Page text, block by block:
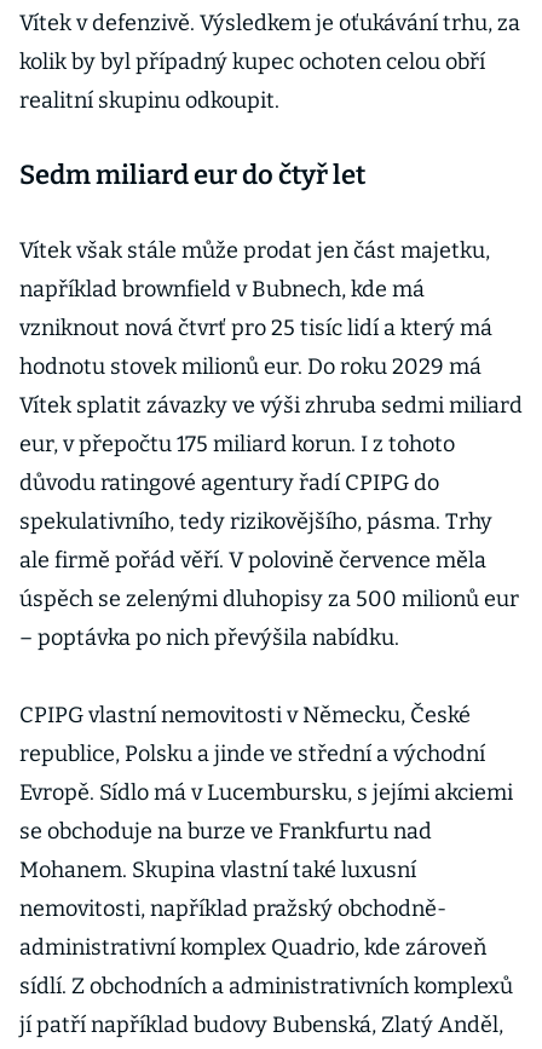
Vítek v defenzivě. Výsledkem je oťukávání trhu, za
kolik by byl případný kupec ochoten celou obří
realitní skupinu odkoupit.
Sedm miliard eur do čtyř let
Vítek však stále může prodat jen část majetku,
například brownfield v Bubnech, kde má
vzniknout nová čtvrť pro 25 tisíc lidí a který má
hodnotu stovek milionů eur. Do roku 2029 má
Vítek splatit závazky ve výši zhruba sedmi miliard
eur, v přepočtu 175 miliard korun. I z tohoto
důvodu ratingové agentury řadí CPIPG do
spekulativního, tedy rizikovějšího, pásma. Trhy
ale firmě pořád věří. V polovině července měla
úspěch se zelenými dluhopisy za 500 milionů eur
– poptávka po nich převýšila nabídku.
CPIPG vlastní nemovitosti v Německu, České
republice, Polsku a jinde ve střední a východní
Evropě. Sídlo má v Lucembursku, s jejími akciemi
se obchoduje na burze ve Frankfurtu nad
Mohanem. Skupina vlastní také luxusní
nemovitosti, například pražský obchodně-
administrativní komplex Quadrio, kde zároveň
sídlí. Z obchodních a administrativních komplexů
jí patří například budovy Bubenská, Zlatý Anděl,